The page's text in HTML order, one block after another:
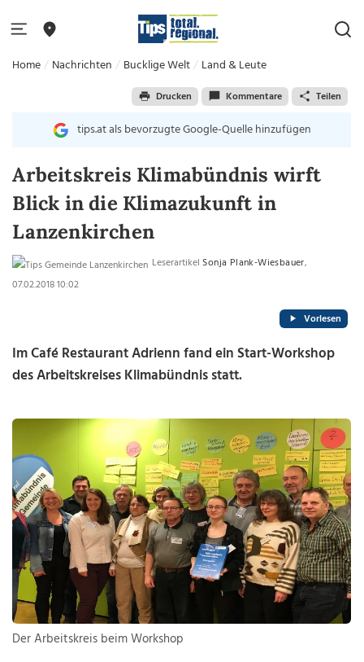
Home Nachrichten Bucklige Welt Land & Leute
Drucken Kommentare Teilen
tips.at als bevorzugte Google-Quelle hinzufügen
Arbeitskreis Klimabündnis wirft
Blick in die Klimazukunft in
Lanzenkirchen
LeserartikelSonja Plank-Wiesbauer,
07.02.2018 10:02
Vorlesen
Im Café Restaurant Adrienn fand ein Start-Workshop
des Arbeitskreises Klimabündnis statt.
Der Arbeitskreis beim Workshop